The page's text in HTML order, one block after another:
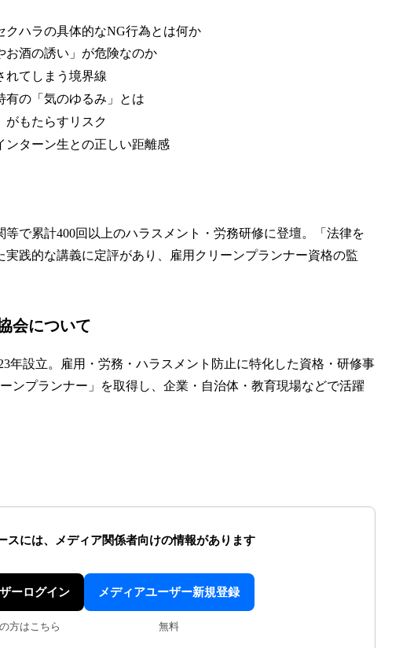
クハラの具体的なNG行為とは何か
お酒の誘い」が危険なのか
れてしまう境界線
有の「気のゆるみ」とは
がもたらすリスク
ンターン生との正しい距離感
で累計400回以上のハラスメント・労務研修に登壇。「法律を
践的な講義に定評があり、雇用クリーンプランナー資格の監
会について
年設立。雇用・労務・ハラスメント防止に特化した資格・研修事
ンプランナー」を取得し、企業・自治体・教育現場などで活躍
スには、 メディア関係者向けの情報があります
ーログイン
方はこちら
メディアユーザー新規登録
無料